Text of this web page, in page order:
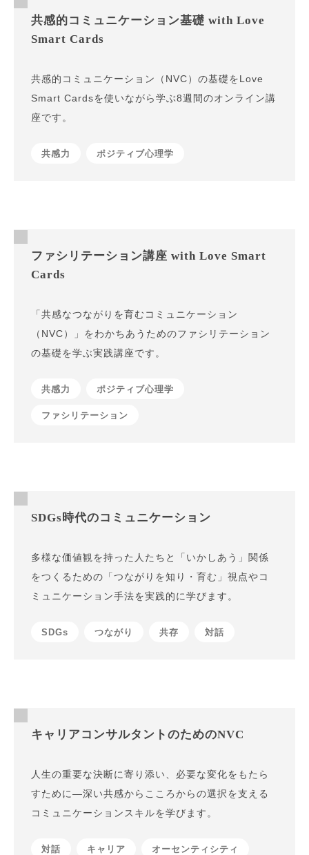
共感的コミュニケーション基礎 with Love
Smart Cards
共感的コミュニケーション（NVC）の基礎をLove
Smart Cardsを使いながら学ぶ8週間のオンライン講
座です。
共感力 ポジティブ心理学
ファシリテーション講座 with Love Smart
Cards
「共感なつながりを育むコミュニケーション
（NVC）」をわかちあうためのファシリテーション
の基礎を学ぶ実践講座です。
共感力 ポジティブ心理学
ファシリテーション
SDGs時代のコミュニケーション
多様な価値観を持った人たちと「いかしあう」関係
をつくるための「つながりを知り・育む」視点やコ
ミュニケーション手法を実践的に学びます。
SDGs つながり 共存 対話
キャリアコンサルタントのためのNVC
人生の重要な決断に寄り添い、必要な変化をもたら
すために—深い共感からこころからの選択を支える
コミュニケーションスキルを学びます。
対話 キャリア オーセンティシティ